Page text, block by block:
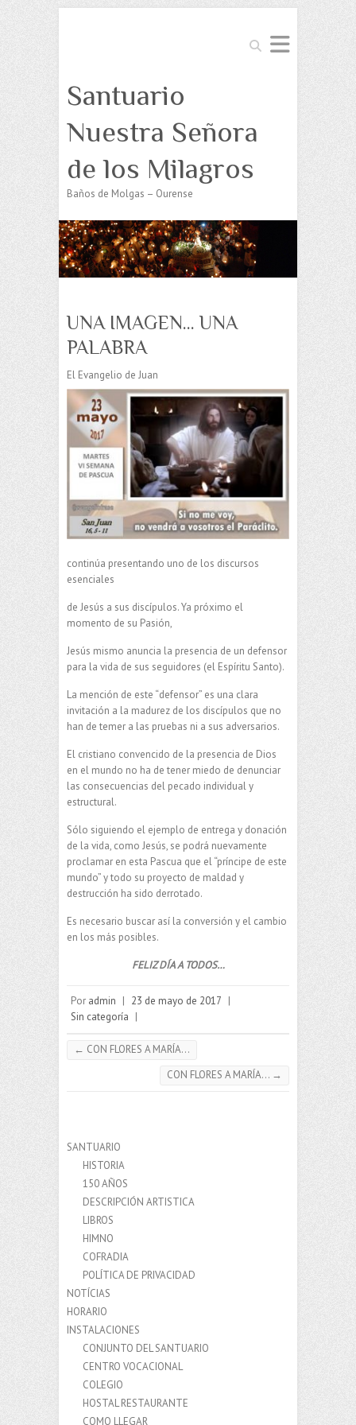
Buscar
Santuario
Nuestra Señora
de los Milagros
Baños de Molgas – Ourense
UNA IMAGEN… UNA
PALABRA
El Evangelio de Juan
continúa presentando uno de los discursos
esenciales
de Jesús a sus discípulos. Ya próximo el
momento de su Pasión,
Jesús mismo anuncia la presencia de un defensor
para la vida de sus seguidores (el Espíritu Santo).
La mención de este “defensor” es una clara
invitación a la madurez de los discípulos que no
han de temer a las pruebas ni a sus adversarios.
El cristiano convencido de la presencia de Dios
en el mundo no ha de tener miedo de denunciar
las consecuencias del pecado individual y
estructural.
Sólo siguiendo el ejemplo de entrega y donación
de la vida, como Jesús, se podrá nuevamente
proclamar en esta Pascua que el “príncipe de este
mundo” y todo su proyecto de maldad y
destrucción ha sido derrotado.
Es necesario buscar así la conversión y el cambio
en los más posibles.
FELIZ DÍA A TODOS…
Por admin | 23 de mayo de 2017 |
Sin categoría |
← CON FLORES A MARÍA…
CON FLORES A MARÍA… →
SANTUARIO
HISTORIA
150 AÑOS
DESCRIPCIÓN ARTISTICA
LIBROS
HIMNO
COFRADIA
POLÍTICA DE PRIVACIDAD
NOTÍCIAS
HORARIO
INSTALACIONES
CONJUNTO DEL SANTUARIO
CENTRO VOCACIONAL
COLEGIO
HOSTAL RESTAURANTE
COMO LLEGAR